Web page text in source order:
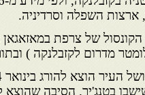
השפלה וסרדיניה.
הקונסול של צרפת
מדרום לקזבלנקה )
שישבו בטנג'יר. הסיבה